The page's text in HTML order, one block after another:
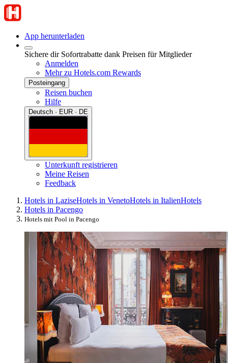
App herunterladen
Sichere dir Sofortrabatte dank Preisen für Mitglieder
Anmelden
Mehr zu Hotels.com Rewards
Posteingang
Reisen buchen
Hilfe
Deutsch · EUR · DE
Unterkunft registrieren
Meine Reisen
Feedback
Hotels in LaziseHotels in VenetoHotels in ItalienHotels
Hotels in Pacengo
Hotels mit Pool in Pacengo